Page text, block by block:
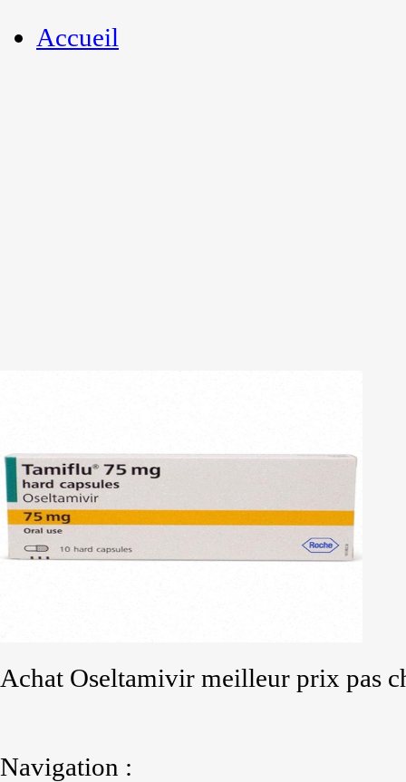
Accueil
Achat Oseltamivir meilleur prix pas
Navigation :